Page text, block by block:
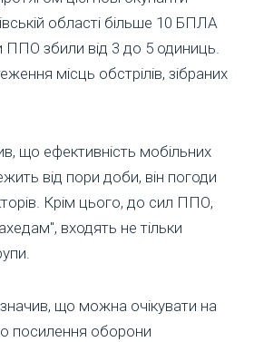
області більше 10 БПЛА
ППО збили від 3 до 5 одиниць.
місць обстрілів, зібраних
що ефективність мобільних
від пори доби, він погоди
Крім цього, до сил ППО,
входять не тільки
що можна очікувати на
посилення оборони